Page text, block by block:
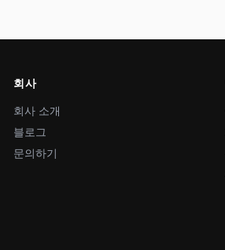
회사
회사 소개
블로그
문의하기